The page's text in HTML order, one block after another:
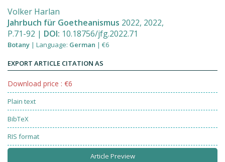
Volker Harlan
Jahrbuch für Goetheanismus 2022, 2022,
P.71-92 | DOI: 10.18756/jfg.2022.71
Botany | Language: German | €6
EXPORT ARTICLE CITATION AS
Download price : €6
Plain text
BibTeX
RIS format
Article Preview